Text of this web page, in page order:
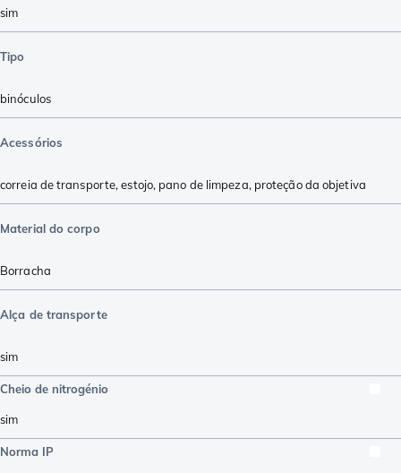
sim
Tipo
binóculos
Acessórios
correia de transporte,estojo, pano de limpeza, proteção da objetiva
Material do corpo
Borracha
Alça de transporte
sim
Cheio de nitrogénio
sim
Norma IP